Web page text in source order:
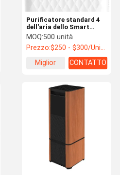
Purificatore standard 4
dell'aria dello Smart
Home del CE in 1 OEM
750M3/H CADR della fase
PM2.5
MOQ:500 unità
Prezzo:$250 - $300/Units
Miglior
CONTATTO